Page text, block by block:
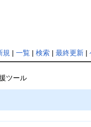
規 | 一覧| 検索| 最終更新|
ツール